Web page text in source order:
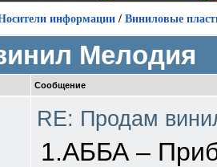
информации / Виниловые
Мелодия
Сообщение
RE: Продам
1.АББА –